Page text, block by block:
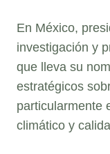
En México,
investigación y
que lleva su
estratégicos
particularmente
climático y